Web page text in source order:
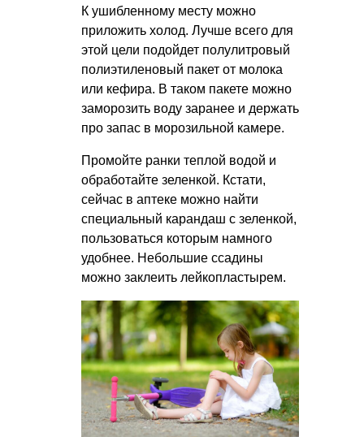
К ушибленному месту можно
приложить холод. Лучше всего для
этой цели подойдет полулитровый
полиэтиленовый пакет от молока
или кефира. В таком пакете можно
заморозить воду заранее и держать
про запас в морозильной камере.
Промойте ранки теплой водой и
обработайте зеленкой. Кстати,
сейчас в аптеке можно найти
специальный карандаш с зеленкой,
пользоваться которым намного
удобнее. Небольшие ссадины
можно заклеить лейкопластырем.